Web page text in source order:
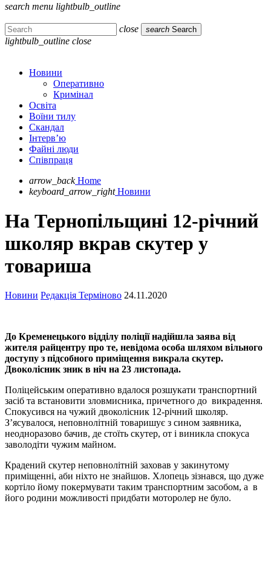
search menu lightbulb_outline
close search Search
lightbulb_outline close
Новини
Оперативно
Кримінал
Освіта
Воїни тилу
Скандал
Інтерв’ю
Файні люди
Співпраця
arrow_back Home
keyboard_arrow_right Новини
На Тернопільщині 12-річний
школяр вкрав скутер у
товариша
Новини Редакція Терміново 24.11.2020
До Кременецького відділу поліції надійшла заява від
жителя райцентру про те, невідома особа шляхом вільного
доступу з підсобного приміщення викрала скутер.
Двоколісник зник в ніч на 23 листопада.
Поліцейським оперативно вдалося розшукати транспортний
засіб та встановити зловмисника, причетного до викрадення.
Спокусився на чужий двоколісник 12-річний школяр.
З’ясувалося, неповнолітній товаришує з сином заявника,
неодноразово бачив, де стоїть скутер, от і виникла спокуса
заволодіти чужим майном.
Крадений скутер неповнолітній заховав у закинутому
приміщенні, аби ніхто не знайшов. Хлопець зізнався, що дуже
кортіло йому покермувати таким транспортним засобом, а в
його родини можливості придбати моторолер не було.